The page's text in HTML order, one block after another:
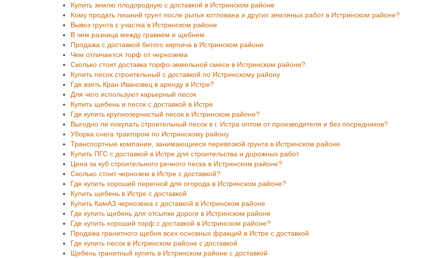
Купить землю плодородную с доставкой в Истринском районе
Кому продать лишний грунт после рытья котлована и других земляных работ в Истринском районе?
Вывоз грунта с участка в Истринском районе
В чем разница между гравием и щебнем
Продажа с доставкой битого кирпича в Истринском районе
Чем отличается торф от чернозема
Сколько стоит доставка торфо-земельной смеси в Истринском районе?
Купить песок строительный с доставкой по Истринскому району
Где взять Кран Ивановец в аренду в Истре?
Для чего используют карьерный песок
Купить щебень и песок с доставкой в Истре
Где купить крупнозернистый песок в Истринском районе?
Выгодно ли покупать строительный песок в г. Истра оптом от производителя и без посредников?
Уборка снега трактором по Истринскому району
Транспортные компании, занимающиеся перевозкой грунта в Истринском районе
Купить ПГС с доставкой в Истре для строительства и дорожных работ
Цена за куб строительного речного песка в Истринском районе?
Сколько стоит чернозем в Истре с доставкой?
Где купить хороший перегной для огорода в Истринском районе?
Купить щебень в Истре с доставкой
Купить КамАЗ чернозема с доставкой в Истринском районе
Где купить щебень для отсыпки дороги в Истринском районе
Где купить хороший торф с доставкой в Истринском районе?
Продажа гранитного щебня всех основных фракций в Истре с доставкой
Где купить песок в Истринском районе с доставкой
Щебень гранитный купить в Истринском районе с доставкой